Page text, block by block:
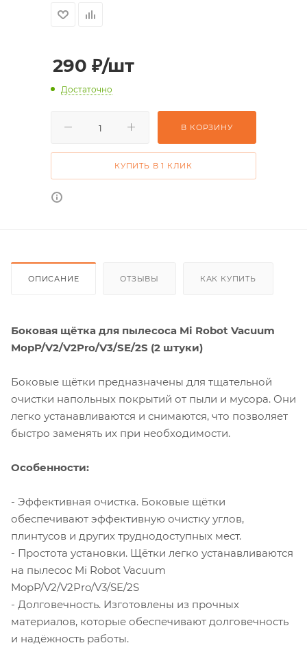
290 ₽/шт
Достаточно
В КОРЗИНУ
КУПИТЬ В 1 КЛИК
ОПИСАНИЕ ОТЗЫВЫ КАК КУПИТЬ
Боковая щётка для пылесоса Mi Robot Vacuum
MopP/V2/V2Pro/V3/SE/2S (2 штуки)
Боковые щётки предназначены для тщательной
очистки напольных покрытий от пыли и мусора. Они
легко устанавливаются и снимаются, что позволяет
быстро заменять их при необходимости.
Особенности:
- Эффективная очистка. Боковые щётки
обеспечивают эффективную очистку углов,
плинтусов и других труднодоступных мест.
- Простота установки. Щётки легко устанавливаются
на пылесос Mi Robot Vacuum
MopP/V2/V2Pro/V3/SE/2S
- Долговечность. Изготовлены из прочных
материалов, которые обеспечивают долговечность
и надёжность работы.